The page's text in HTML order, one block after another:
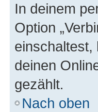
In deinem
Option
einschaltest,
deinen
gezählt.
Nach oben